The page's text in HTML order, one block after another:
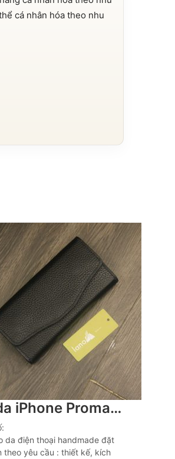
cá nhân hóa theo nhu
Bao da iPhone Promax , Samsung đeo thắt lưng khâu tay Lano BDH09
da điện thoại handmade đặt
theo yêu cầu : thiết kế, kích